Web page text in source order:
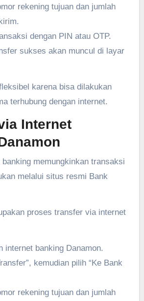
rekening tujuan dan jumlah
dengan PIN atau OTP.
sukses akan muncul di layar
karena bisa dilakukan
terhubung dengan internet.
Internet
banking memungkinkan transaksi
melalui situs resmi Bank
proses transfer via internet
internet banking Danamon.
kemudian pilih “Ke Bank
rekening tujuan dan jumlah